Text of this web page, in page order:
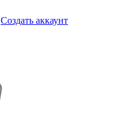
Создать аккаунт